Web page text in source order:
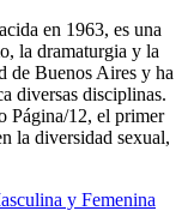
en 1963, es una
la dramaturgia y la
de Buenos Aires y ha
diversas disciplinas.
Página/12, el primer
la diversidad sexual,
y Femenina